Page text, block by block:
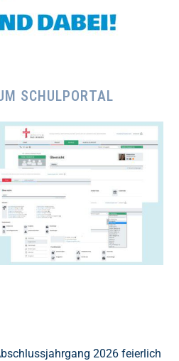
SCHULPORTAL
2026 feierlich